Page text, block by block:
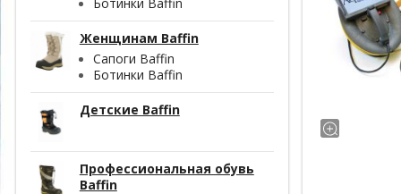
Женщинам Baffin
Сапоги Baffin
Ботинки Baffin
Детские Baffin
Профессиональная обувь
Baffin